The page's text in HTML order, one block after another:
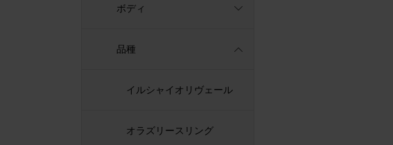
ボディ
品種
イルシャイオリヴェール
オラズリースリング